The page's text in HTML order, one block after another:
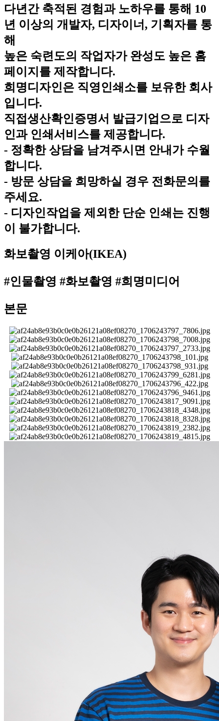
다년간 축적된 경험과 노하우를 통해 10
년 이상의 개발자, 디자이너, 기획자를 통
해
높은 숙련도의 작업자가 완성도 높은 홈
페이지를 제작합니다.
희명디자인은 직영인쇄소를 보유한 회사
입니다.
직접생산확인증명서 발급기업으로 디자
인과 인쇄서비스를 제공합니다.
- 정확한 상담을 남겨주시면 안내가 수월
합니다.
- 방문 상담을 희망하실 경우 전화문의를
주세요.
- 디자인작업을 제외한 단순 인쇄는 진행
이 불가합니다.
화보촬영 이케아(IKEA)
#인물촬영 #화보촬영 #희명미디어
본문